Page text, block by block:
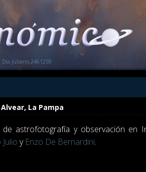
Día Juliano 2461259
La Pampa
astrofotografía y observación en
y Enzo De Bernardini.